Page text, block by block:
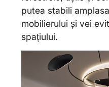
putea stabili
mobilierului și vei
spațiului.